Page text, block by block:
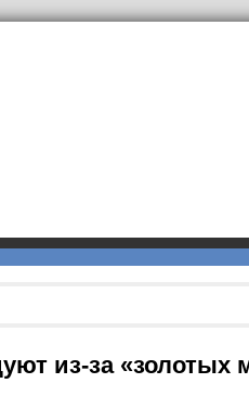
из-за «золотых